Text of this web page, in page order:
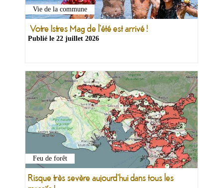
Vie de la commune
Votre Istres Mag de l'été est arrivé !
Publié le 22 juillet 2026
Feu de forêt
Risque très sevère aujourd'hui dans tous les